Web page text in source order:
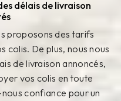
délais de livraison
proposons des tarifs
De plus, nous nous
de livraison annoncés,
vos colis en toute
confiance pour un